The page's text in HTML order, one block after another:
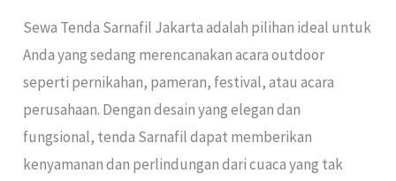
Sewa Tenda Sarnafil Jakarta adalah pilihan ideal untuk
Anda yang sedang merencanakan acara outdoor
seperti pernikahan, pameran, festival, atau acara
perusahaan. Dengan desain yang elegan dan
fungsional, tenda Sarnafil dapat memberikan
kenyamanan dan perlindungan dari cuaca yang tak